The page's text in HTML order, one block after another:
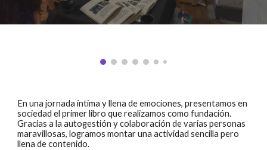
En una jornada íntima y llena de emociones, presentamos en
sociedad el primer libro que realizamos como fundación.
Gracias a la autogestión y colaboración de varias personas
maravillosas, logramos montar una actividad sencilla pero
llena de contenido.